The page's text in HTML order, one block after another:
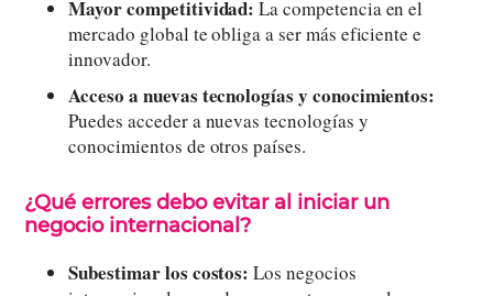
Mayor competitividad: La competencia en el
mercado global te obliga a ser más eficiente e
innovador.
Acceso a nuevas tecnologías y conocimientos:
Puedes acceder a nuevas tecnologías y
conocimientos de otros países.
¿Qué errores debo evitar al iniciar un
negocio internacional?
Subestimar los costos: Los negocios